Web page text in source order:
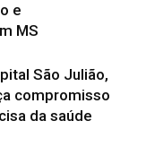
e
MS
São Julião,
compromisso
da saúde